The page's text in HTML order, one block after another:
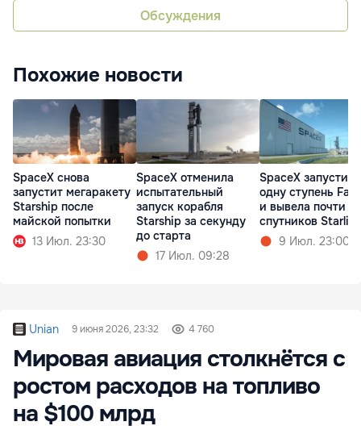
Обсуждения
Похожие новости
SpaceX снова
запустит мегаракету
Starship после
майской попытки
13 Июл. 23:30
SpaceX отменила
испытательный
запуск корабля
Starship за секунду
до старта
17 Июл. 09:28
SpaceX запустила
одну ступень
и вывела почти 1
спутников Starlink
9 Июл. 23:00
Unian 9 июня 2026, 23:32 4 760
Мировая авиация столкнётся с
ростом расходов на топливо
на $100 млрд